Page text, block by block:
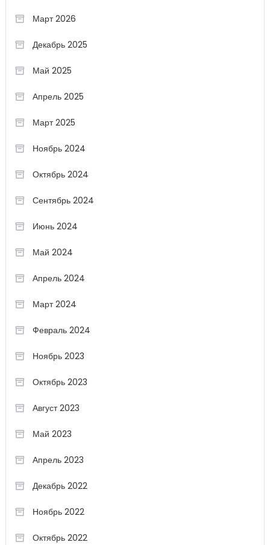
Март 2026
Декабрь 2025
Май 2025
Апрель 2025
Март 2025
Ноябрь 2024
Октябрь 2024
Сентябрь 2024
Июнь 2024
Май 2024
Апрель 2024
Март 2024
Февраль 2024
Ноябрь 2023
Октябрь 2023
Август 2023
Май 2023
Апрель 2023
Декабрь 2022
Ноябрь 2022
Октябрь 2022